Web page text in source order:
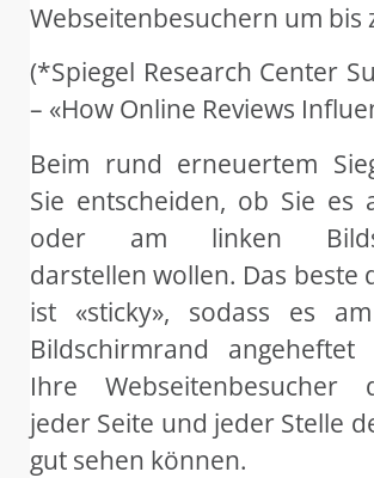
Webseitenbesuchern um bis
(*Spiegel Research Center
– «How Online Reviews
Beim rund erneuertem
Sie entscheiden, ob Sie es
oder am linken
darstellen wollen. Das beste
ist «sticky», sodass es
Bildschirmrand
Ihre Webseitenbesucher
jeder Seite und jeder Stelle
gut sehen können.